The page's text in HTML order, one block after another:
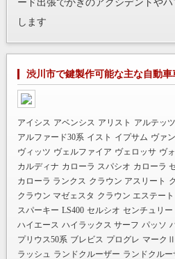
ード出張でかぎのアクシデントや
します
渋川市で鍵製作可能な主な自動
アイシス アベンシス アリスト アルテッ
アルファード30系 イスト イプサム ヴァ
ヴィッツ ヴェルファイア ヴェロッサ ヴ
カルディナ カローラ スパシオ カローラ
カローラ ランクス クラウン アスリート
クラウン マゼェスタ クラウン エステート
スパーキー LS400 セルシオ センチュリー
ハイエース ハイラックス サーフ パッソ
プリウス50系 ブレビス プログレ マークⅡ
ラッシュ ランドクルーザー ランドクル